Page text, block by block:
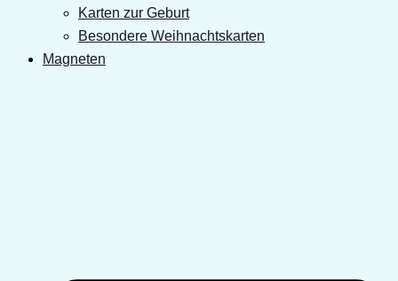
Karten zur Geburt
Besondere Weihnachtskarten
Magneten